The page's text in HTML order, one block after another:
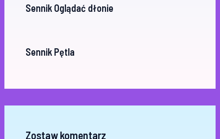
Sennik Oglądać dłonie
Sennik Pętla
Zostaw komentarz